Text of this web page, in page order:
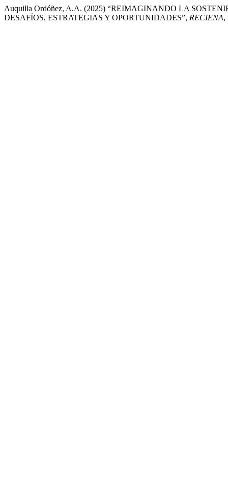
Auquilla Ordóñez, A.A. (2025) “REIMAGINANDO LA
DESAFÍOS, ESTRATEGIAS Y OPORTUNIDADES”, RECIENA,